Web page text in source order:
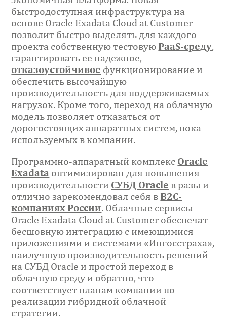
быстродоступная инфраструктура на
основе Oracle Exadata Cloud at Customer
позволит быстро выделять для каждого
проекта собственную тестовую PaaS-среду,
гарантировать ее надежное,
отказоустойчивое функционирование и
обеспечить высочайшую
производительность для поддерживаемых
нагрузок. Кроме того, переход на облачную
модель позволяет отказаться от
дорогостоящих аппаратных систем, пока
используемых в компании.
Программно-аппаратный комплекс Oracle
Exadata оптимизирован для повышения
производительности СУБД Oracle в разы и
отлично зарекомендовал себя в В2С-
компаниях России. Облачные сервисы
Oracle Exadata Cloud at Customer обеспечат
бесшовную интеграцию с имеющимися
приложениями и системами «Ингосстраха»,
наилучшую производительность решений
на СУБД Oracle и простой переход в
облачную среду и обратно, что
соответствует планам компании по
реализации гибридной облачной
стратегии.